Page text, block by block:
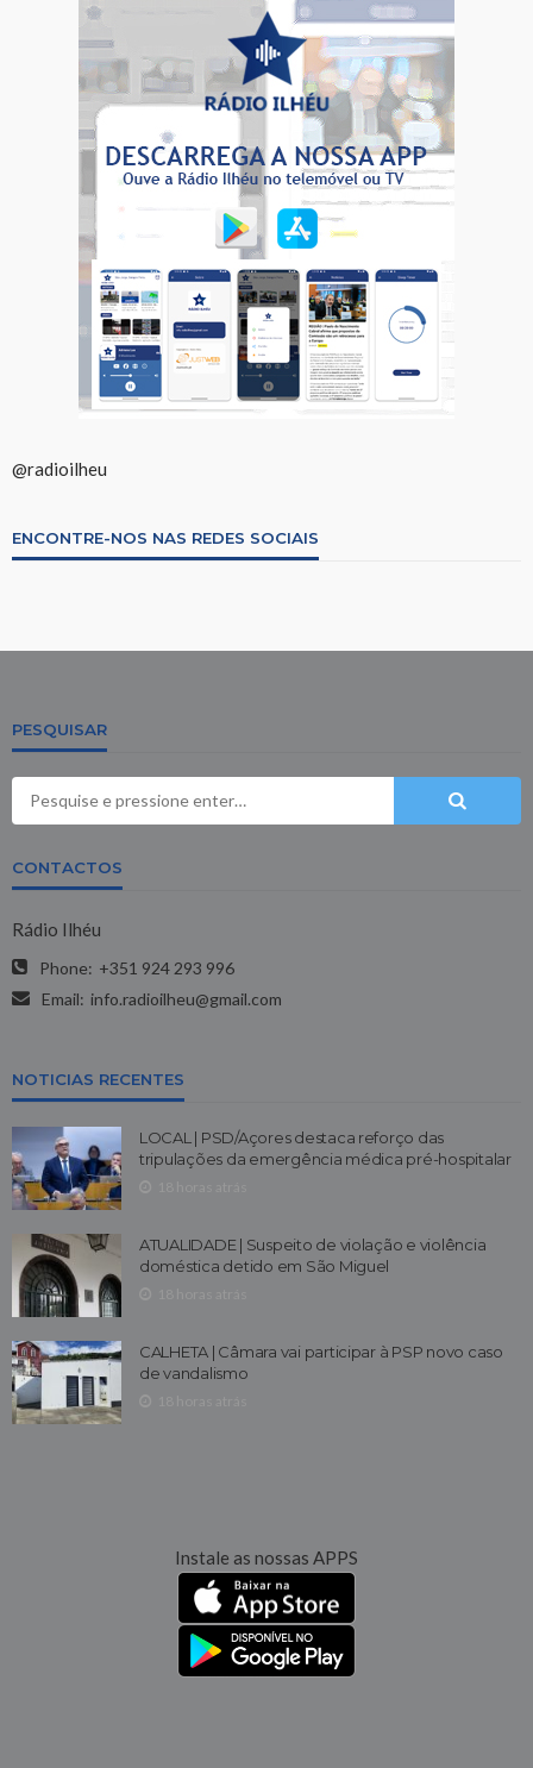
@radioilheu
ENCONTRE-NOS NAS REDES SOCIAIS
PESQUISAR
CONTACTOS
Rádio Ilhéu
Phone: +351 924 293 996
Email: info.radioilheu@gmail.com
NOTICIAS RECENTES
LOCAL | PSD/Açores destaca reforço das
tripulações da emergência médica pré-hospitalar
ATUALIDADE | Suspeito de violação e violência
doméstica detido em São Miguel
CALHETA | Câmara vai participar à PSP novo caso
de vandalismo
Instale as nossas APPS